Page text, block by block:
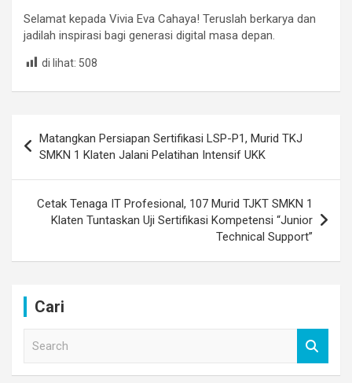
Selamat kepada Vivia Eva Cahaya! Teruslah berkarya dan
jadilah inspirasi bagi generasi digital masa depan.
di lihat: 508
navigation
Matangkan Persiapan Sertifikasi LSP-P1, Murid TKJ
SMKN 1 Klaten Jalani Pelatihan Intensif UKK
Cetak Tenaga IT Profesional, 107 Murid TJKT SMKN 1
Klaten Tuntaskan Uji Sertifikasi Kompetensi “Junior
Technical Support”
Cari